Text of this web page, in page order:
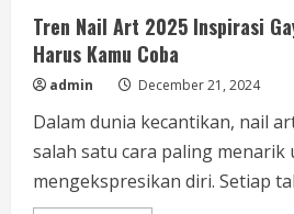
Tren Nail Art 2025 Inspirasi
Harus Kamu Coba
admin December 21, 2024
Dalam dunia kecantikan, nail
salah satu cara paling menarik
mengekspresikan diri. Setiap